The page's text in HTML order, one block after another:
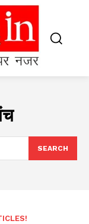
SEARCH